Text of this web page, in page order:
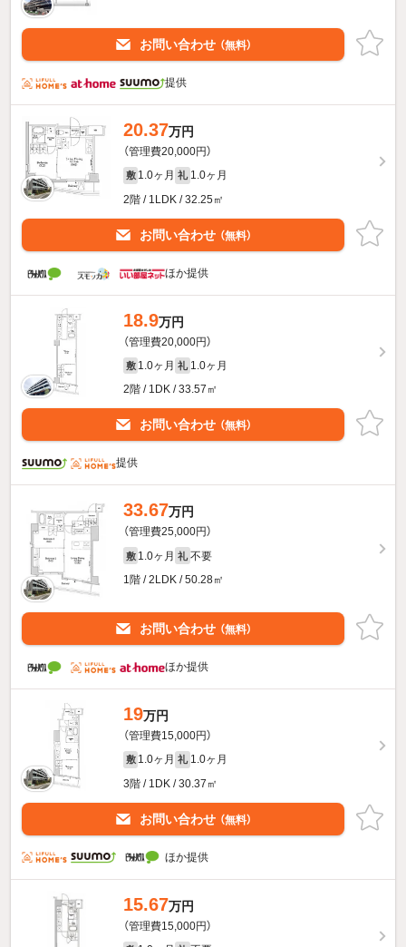
お問い合わせ （無料）
提供
20.37万円
（管理費20,000円）
敷 1.0ヶ月 礼 1.0ヶ月
2階 / 1LDK / 32.25㎡
お問い合わせ （無料）
ほか提供
18.9万円
（管理費20,000円）
敷 1.0ヶ月 礼 1.0ヶ月
2階 / 1DK / 33.57㎡
お問い合わせ （無料）
提供
33.67万円
（管理費25,000円）
敷 1.0ヶ月 礼 不要
1階 / 2LDK / 50.28㎡
お問い合わせ （無料）
ほか提供
19万円
（管理費15,000円）
敷 1.0ヶ月 礼 1.0ヶ月
3階 / 1DK / 30.37㎡
お問い合わせ （無料）
ほか提供
15.67万円
（管理費15,000円）